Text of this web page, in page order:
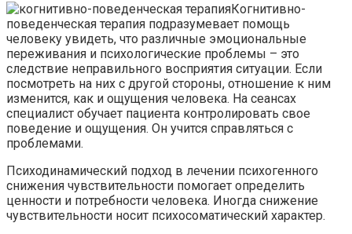
Когнитивно-
поведенческая терапия подразумевает помощь
человеку увидеть, что различные эмоциональные
переживания и психологические проблемы – это
следствие неправильного восприятия ситуации. Если
посмотреть на них с другой стороны, отношение к ним
изменится, как и ощущения человека. На сеансах
специалист обучает пациента контролировать свое
поведение и ощущения. Он учится справляться с
проблемами.
Психодинамический подход в лечении психогенного
снижения чувствительности помогает определить
ценности и потребности человека. Иногда снижение
чувствительности носит психосоматический характер.